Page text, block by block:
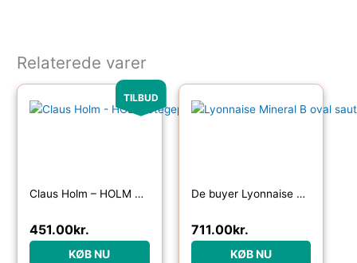
Relaterede varer
TILBUD
Claus Holm – HOLM Stegepande Dia 30 cm
Den oprindelige pris var: 499.95kr..
451.00kr.
Den aktuelle pris er: 451.00kr..
KØB NU
De buyer Lyonnaise Mineral B oval sauterpande
711.00kr.
KØB NU